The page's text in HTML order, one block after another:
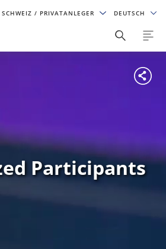
SCHWEIZ/ PRIVATANLEGER DEUTSCH
Participants